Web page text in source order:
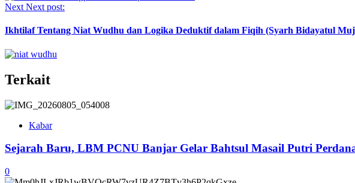
Next Next post:
Ikhtilaf Tentang Niat Wudhu dan Logika Deduktif dalam Fiqih (Syarh Bidayatul
Terkait
Kabar
Sejarah Baru, LBM PCNU Banjar Gelar Bahtsul Masail Putri
0